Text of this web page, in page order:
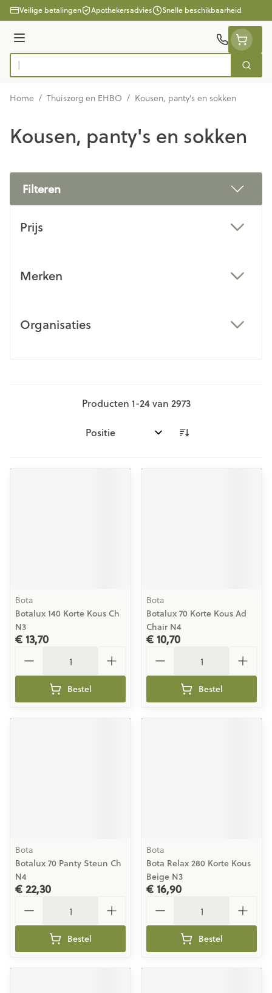
Ga naar de inhoud
Veilige betalingen Apothekersadvies Snelle beschikbaarheid
Menu
Product, merk, categorie...
Zoek
Home / Thuiszorg en EHBO / Kousen, panty's en sokken
Kousen, panty's en sokken
Filteren
Prijs
Merken
Organisaties
Producten 1-24van 2973
Sorteer op:
Bota
Botalux 140 Korte Kous Ch
N3
€ 13,70
Bestel
Bota
Botalux 70 Korte Kous Ad
Chair N4
€ 10,70
Bestel
Bota
Botalux 70 Panty Steun Ch
N4
€ 22,30
Bestel
Bota
Bota Relax 280 Korte Kous
Beige N3
€ 16,90
Bestel